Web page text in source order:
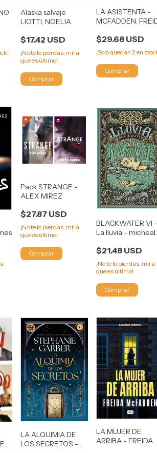
Alaska salvaje
LIOTTI, NOELIA
$17.42 USD
¡No te lo pierdas, mira
que es último!
LA ASISTENTA -
MCFADDEN,
$29.68 USD
¡Solo quedan2en
Pack STRANGE -
ALEX MIREZ
$27.87 USD
¡No te lo pierdas, mira
que es último!
BLACKWATER VI -
La lluvia - micheal
$21.48 USD
¡No te lo pierdas, mira
que es último!
LA ALQUIMIA DE
LOS SECRETOS -
LA MUJER DE
ARRIBA - FREIDA